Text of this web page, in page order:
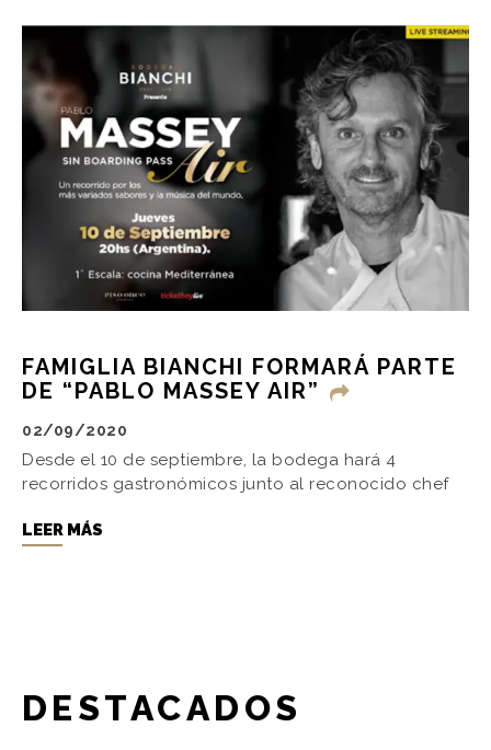
FAMIGLIA BIANCHI FORMARÁ PARTE
DE “PABLO MASSEY AIR”
02/09/2020
Desde el 10 de septiembre, la bodega hará 4
recorridos gastronómicos junto al reconocido chef
LEER MÁS
DESTACADOS